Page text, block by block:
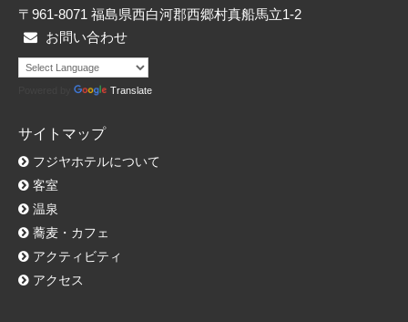
〒961-8071 福島県西白河郡西郷村真船馬立1-2
お問い合わせ
Translate
サイトマップ
フジヤホテルについて
客室
温泉
蕎麦・カフェ
アクティビティ
アクセス